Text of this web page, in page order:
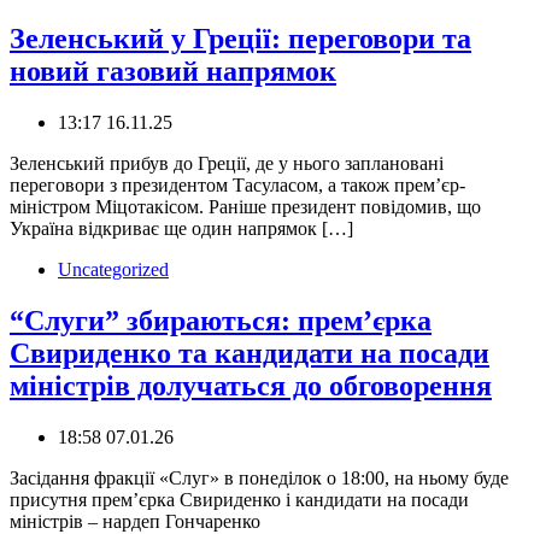
Зеленський у Греції: переговори та
новий газовий напрямок
13:17 16.11.25
Зеленський прибув до Греції, де у нього заплановані
переговори з президентом Тасуласом, а також премʼєр-
міністром Міцотакісом. Раніше президент повідомив, що
Україна відкриває ще один напрямок […]
Uncategorized
“Слуги” збираються: прем’єрка
Свириденко та кандидати на посади
міністрів долучаться до обговорення
18:58 07.01.26
Засідання фракції «Слуг» в понеділок о 18:00, на ньому буде
присутня премʼєрка Свириденко і кандидати на посади
міністрів – нардеп Гончаренко